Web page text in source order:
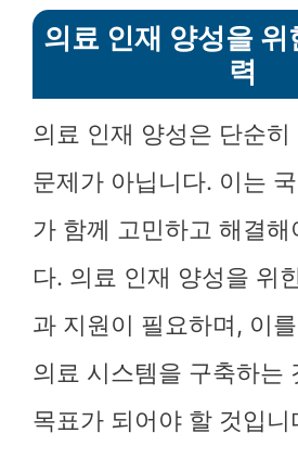
의료 인재 양성을 위
력
의료 인재 양성은 단순히
문제가 아닙니다. 이는
가 함께 고민하고 해결해
다. 의료 인재 양성을 위
과 지원이 필요하며, 이
의료 시스템을 구축하는
목표가 되어야 할 것입니